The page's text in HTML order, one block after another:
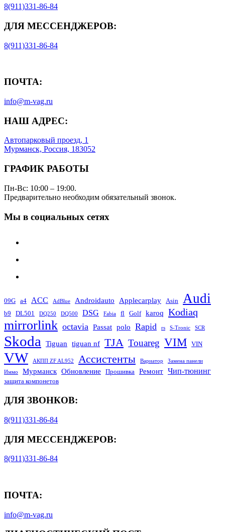
8(911)331-86-84
ДЛЯ МЕССЕНДЖЕРОВ:
8(911)331-86-84
ПОЧТА:
info@m-vag.ru
НАШ АДРЕС:
Автопарковый проезд, 1
Мурманск, Россия, 183052
ГРАФИК РАБОТЫ
Пн-Вс: 10:00 – 19:00.
Предварительно необходим обязательный звонок.
Мы в социальных сетях
09G a4 ACC AdBlue Androidauto Applecarplay Asin Audi
b9 DL501 DQ250 DQ500 DSG Fabia fl Golf karoq Kodiaq
mirrorlink octavia Passat polo Rapid rs S-Tronic SCR
Skoda Tiguan tiguan nf TJA Touareg VIM VIN
VW АКПП ZF AL952 Ассистенты Вариатор
Замена панели
Иммо
Мурманск Обновление Прошивка Ремонт Чип-тюнинг
защита компонетов
ДЛЯ ЗВОНКОВ:
8(911)331-86-84
ДЛЯ МЕССЕНДЖЕРОВ:
8(911)331-86-84
ПОЧТА:
info@m-vag.ru